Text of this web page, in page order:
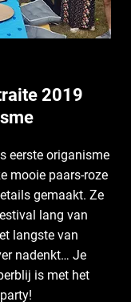
2019
eerste origanisme
mooie paars-roze
gemaakt. Ze
lang van
langste van
nadenkt… Je
is met het